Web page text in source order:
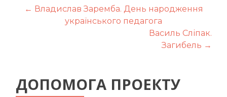
Навігація
← Владислав Заремба. День народження
українського педагога
Василь Сліпак.
Загибель →
ДОПОМОГА ПРОЕКТУ